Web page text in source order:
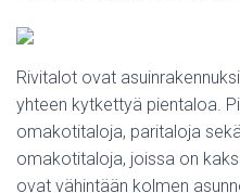
Rivitalot ovat
yhteen kytkettyä pientaloa.
omakotitaloja, paritaloja
omakotitaloja, joissa on
ovat vähintään kolmen